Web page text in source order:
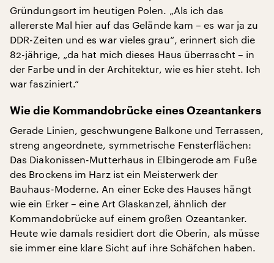
Gründungsort im heutigen Polen. „Als ich das
allererste Mal hier auf das Gelände kam – es war ja zu
DDR-Zeiten und es war vieles grau“, erinnert sich die
82-jährige, „da hat mich dieses Haus überrascht – in
der Farbe und in der Architektur, wie es hier steht. Ich
war fasziniert.“
Wie die Kommandobrücke eines Ozeantankers
Gerade Linien, geschwungene Balkone und Terrassen,
streng angeordnete, symmetrische Fensterflächen:
Das Diakonissen-Mutterhaus in Elbingerode am Fuße
des Brockens im Harz ist ein Meisterwerk der
Bauhaus-Moderne. An einer Ecke des Hauses hängt
wie ein Erker – eine Art Glaskanzel, ähnlich der
Kommandobrücke auf einem großen Ozeantanker.
Heute wie damals residiert dort die Oberin, als müsse
sie immer eine klare Sicht auf ihre Schäfchen haben.